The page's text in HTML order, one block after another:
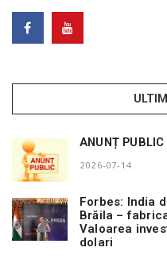
ANUNȚ PUBLIC
2026-07-14
Forbes: India
Brăila –
Valoarea
dolari